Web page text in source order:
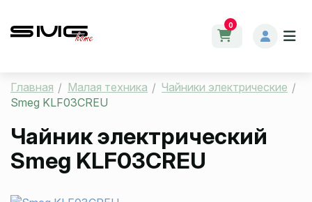
0
Главная Малая техника
Чайники электрические
Smeg KLF03CREU
Чайник электрический
Smeg KLF03CREU